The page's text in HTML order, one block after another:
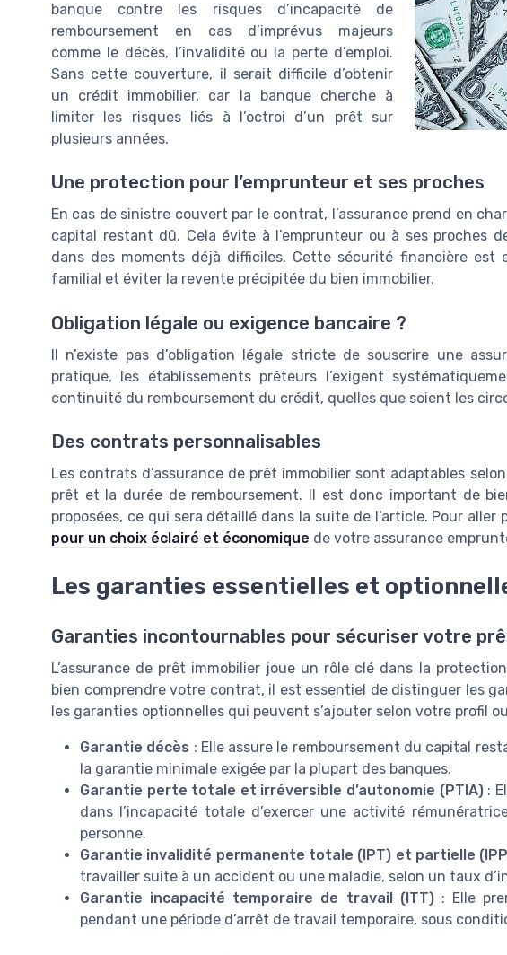
banque contre les risques d’incapacité de
remboursement en cas d’imprévus majeurs
comme le décès, l’invalidité ou la perte d’emploi.
Sans cette couverture, il serait difficile d’obtenir
un crédit immobilier, car la banque cherche à
limiter les risques liés à l’octroi d’un prêt sur
plusieurs années.
Une protection pour l’emprunteur et ses proches
En cas de sinistre couvert par le contrat, l’assurance prend en
capital restant dû. Cela évite à l’emprunteur ou à ses proches
dans des moments déjà difficiles. Cette sécurité financière est
familial et éviter la revente précipitée du bien immobilier.
Obligation légale ou exigence bancaire ?
Il n’existe pas d’obligation légale stricte de souscrire une
pratique, les établissements prêteurs l’exigent
continuité du remboursement du crédit, quelles que soient les
Des contrats personnalisables
Les contrats d’assurance de prêt immobilier sont adaptables
prêt et la durée de remboursement. Il est donc important de
proposées, ce qui sera détaillé dans la suite de l’article. Pour
pour un choix éclairé et économique de votre assurance
Les garanties essentielles et
Garanties incontournables pour sécuriser votre
L’assurance de prêt immobilier joue un rôle clé dans la
bien comprendre votre contrat, il est essentiel de distinguer les
les garanties optionnelles qui peuvent s’ajouter selon votre profil
Garantie décès : Elle assure le remboursement du capital
la garantie minimale exigée par la plupart des banques.
Garantie perte totale et irréversible d’autonomie (PTIA):
dans l’incapacité totale d’exercer une activité
personne.
Garantie invalidité permanente totale (IPT) et partielle
travailler suite à un accident ou une maladie, selon un taux
Garantie incapacité temporaire de travail (ITT): Elle
pendant une période d’arrêt de travail temporaire, sous